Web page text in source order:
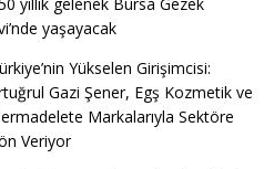
yaşayacak
Yükselen Girişimcisi:
Gazi Şener, Egş Kozmetik ve
Markalarıyla Sektöre
Veriyor